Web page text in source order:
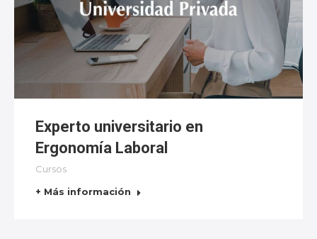
Experto universitario en
Ergonomía Laboral
Cursos
+ Más información